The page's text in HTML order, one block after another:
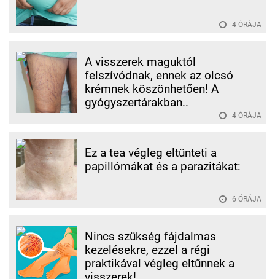
4 ÓRÁJA
A visszerek maguktól
felszívódnak, ennek az olcsó
krémnek köszönhetően! A
gyógyszertárakban..
4 ÓRÁJA
Ez a tea végleg eltünteti a
papillómákat és a parazitákat:
6 ÓRÁJA
Nincs szükség fájdalmas
kezelésekre, ezzel a régi
praktikával végleg eltűnnek a